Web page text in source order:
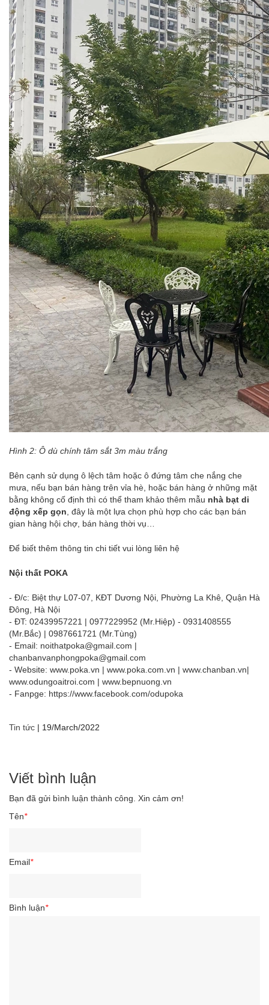
Hình 2: Ô dù chính tâm sắt 3m màu trắng
Bên cạnh sử dụng ô lệch tâm hoặc ô đứng tâm che nắng che
mưa, nếu bạn bán hàng trên vỉa hè, hoặc bán hàng ở những mặt
bằng không cố định thì có thể tham khảo thêm mẫu nhà bạt di
động xếp gọn , đây là một lựa chọn phù hợp cho các bạn bán
gian hàng hội chợ, bán hàng thời vụ…
Để biết thêm thông tin chi tiết vui lòng liên hệ
Nội thất POKA
- Đ/c: Biệt thự L07-07, KĐT Dương Nội, Phường La Khê, Quận Hà
Đông, Hà Nội
- ĐT: 02439957221 | 0977229952 (Mr.Hiệp) - 0931408555
(Mr.Bắc) | 0987661721 (Mr.Tùng)
- Email: noithatpoka@gmail.com |
chanbanvanphongpoka@gmail.com
- Website: www.poka.vn | www.poka.com.vn | www.chanban.vn|
www.odungoaitroi.com | www.bepnuong.vn
- Fanpge: https://www.facebook.com/odupoka
Tin tức | 19/March/2022
Viết bình luận
Bạn đã gửi bình luận thành công. Xin cảm ơn!
Tên*
Email*
Bình luận*